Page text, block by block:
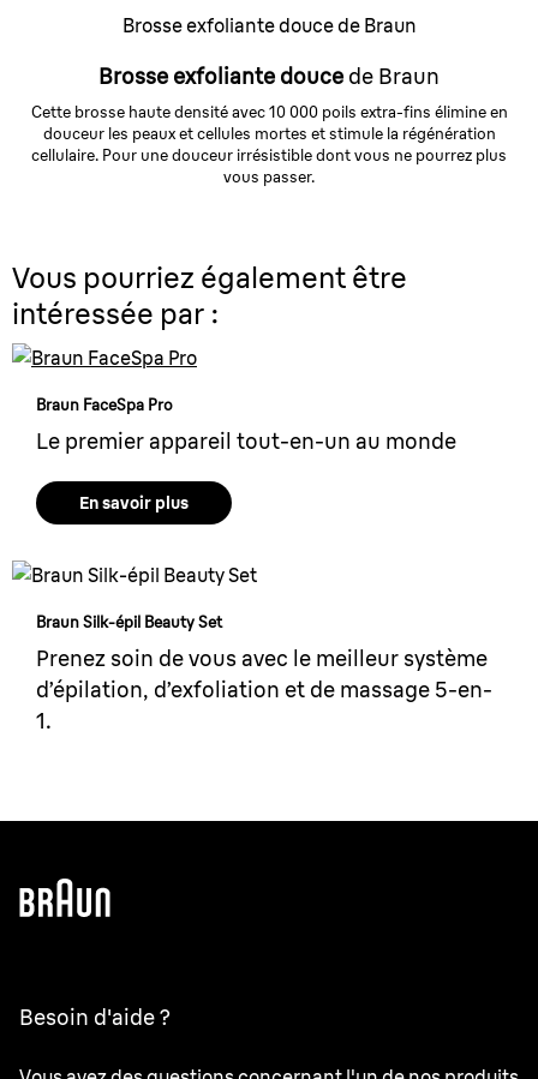
Brosse exfoliante douce de Braun
Brosse exfoliante douce de Braun
Cette brosse haute densité avec 10 000 poils extra-fins élimine en
douceur les peaux et cellules mortes et stimule la régénération
cellulaire. Pour une douceur irrésistible dont vous ne pourrez plus
vous passer.
Vous pourriez également être
intéressée par :
Braun FaceSpa Pro
Le premier appareil tout-en-un au monde
En savoir plus
Braun Silk-épil Beauty Set
Prenez soin de vous avec le meilleur système
d’épilation, d’exfoliation et de massage 5-en-
1.
Besoin d'aide ?